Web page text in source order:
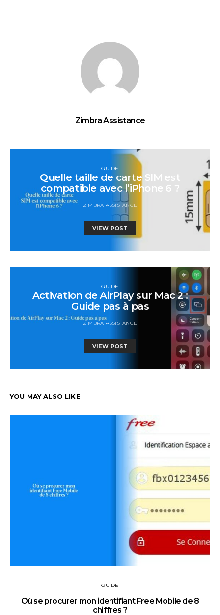
Zimbra Assistance
GUIDE
Quelle taille de carte SIM est
compatible avec l’iPhone 6 ?
ZIMBRA ASSISTANCE
VIEW POST
GUIDE
Activation de AirPlay sur Mac 2 :
Guide pas à pas
ZIMBRA ASSISTANCE
VIEW POST
YOU MAY ALSO LIKE
GUIDE
Où se procurer mon identifiant Free Mobile de 8
chiffres ?